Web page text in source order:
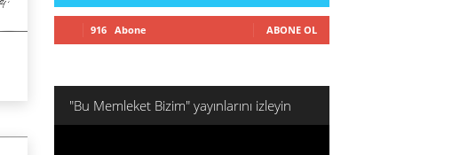
916 Abone ABONE OL
"Bu Memleket Bizim" yayınlarını izleyin